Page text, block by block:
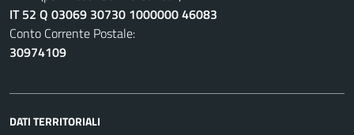
IT 52 Q 03069 30730 1000000 46083
Conto Corrente Postale:
30974109
DATI TERRITORIALI